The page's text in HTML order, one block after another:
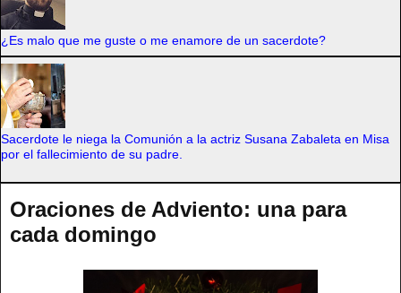
¿Es malo que me guste o me enamore de un sacerdote?
Sacerdote le niega la Comunión a la actriz Susana Zabaleta en Misa
por el fallecimiento de su padre.
Oraciones de Adviento: una para
cada domingo